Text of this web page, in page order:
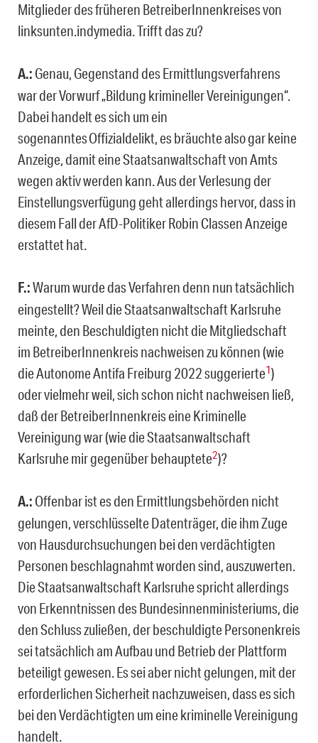
Mitglieder des früheren BetreiberInnenkreises von
linksunten.indymedia. Trifft das zu?
A.: Genau, Gegenstand des Ermittlungsverfahrens
war der Vorwurf „Bildung krimineller Vereinigungen“.
Dabei handelt es sich um ein
sogenanntes Offizialdelikt, es bräuchte also gar keine
Anzeige, damit eine Staatsanwaltschaft von Amts
wegen aktiv werden kann. Aus der Verlesung der
Einstellungsverfügung geht allerdings hervor, dass in
diesem Fall der AfD-Politiker Robin Classen Anzeige
erstattet hat.
F.:Warum wurde das Verfahren denn nun tatsächlich
eingestellt? Weil die Staatsanwaltschaft Karlsruhe
meinte, den Beschuldigten nicht die Mitgliedschaft
im BetreiberInnenkreis nachweisen zu können (wie
die Autonome Antifa Freiburg 2022 suggerierte1)
oder vielmehr weil, sich schon nicht nachweisen ließ,
daß der BetreiberInnenkreis eine Kriminelle
Vereinigung war (wie die Staatsanwaltschaft
Karlsruhe mir gegenüber behauptete2)?
A.: Offenbar ist es den Ermittlungsbehörden nicht
gelungen, verschlüsselte Datenträger, die ihm Zuge
von Hausdurchsuchungen bei den verdächtigten
Personen beschlagnahmt worden sind, auszuwerten.
Die Staatsanwaltschaft Karlsruhe spricht allerdings
von Erkenntnissen des Bundesinnenministeriums, die
den Schluss zuließen, der beschuldigte Personenkreis
sei tatsächlich am Aufbau und Betrieb der Plattform
beteiligt gewesen. Es sei aber nicht gelungen, mit der
erforderlichen Sicherheit nachzuweisen, dass es sich
bei den Verdächtigten um eine kriminelle Vereinigung
handelt.